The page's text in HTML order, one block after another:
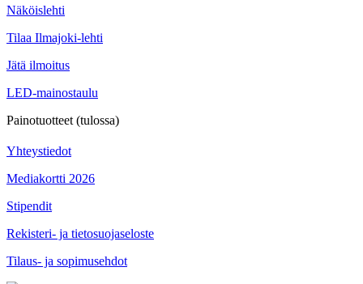
Näköislehti
Tilaa Ilmajoki-lehti
Jätä ilmoitus
LED-mainostaulu
Painotuotteet (tulossa)
Yhteystiedot
Mediakortti 2026
Stipendit
Rekisteri- ja tietosuojaseloste
Tilaus- ja sopimusehdot